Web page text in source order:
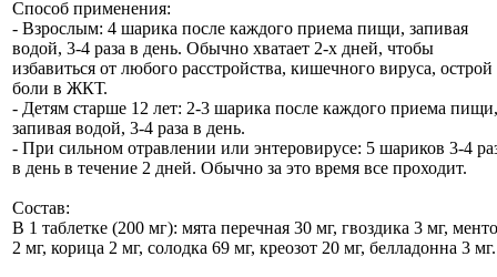
Способ применения:
- Взрослым: 4 шарика после каждого приема пищи, запивая
водой, 3-4 раза в день. Обычно хватает 2-х дней, чтобы
избавиться от любого расстройства, кишечного вируса, острой
боли в ЖКТ.
- Детям старше 12 лет: 2-3 шарика после каждого приема пищи,
запивая водой, 3-4 раза в день.
- При сильном отравлении или энтеровирусе: 5 шариков 3-4
в день в течение 2 дней. Обычно за это время все проходит.
Состав:
В 1 таблетке (200 мг): мята перечная 30 мг, гвоздика 3 мг,
2 мг, корица 2 мг, солодка 69 мг, креозот 20 мг, белладонна 3 мг.